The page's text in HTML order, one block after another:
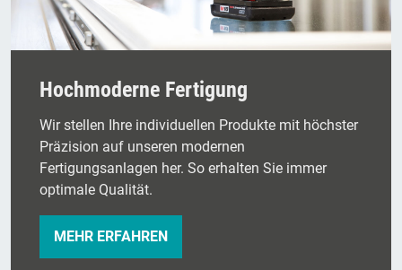
Hochmoderne Fertigung
Wir stellen Ihre individuellen Produkte mit höchster
Präzision auf unseren modernen
Fertigungsanlagen her. So erhalten Sie immer
optimale Qualität.
MEHR ERFAHREN